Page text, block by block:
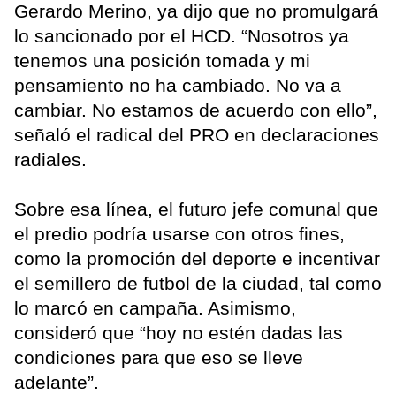
Gerardo Merino, ya dijo que no promulgará
lo sancionado por el HCD. “Nosotros ya
tenemos una posición tomada y mi
pensamiento no ha cambiado. No va a
cambiar. No estamos de acuerdo con ello”,
señaló el radical del PRO en declaraciones
radiales.
Sobre esa línea, el futuro jefe comunal que
el predio podría usarse con otros fines,
como la promoción del deporte e incentivar
el semillero de futbol de la ciudad, tal como
lo marcó en campaña. Asimismo,
consideró que “hoy no estén dadas las
condiciones para que eso se lleve
adelante”.